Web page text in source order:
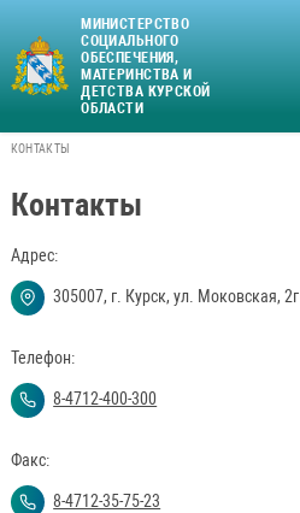
МИНИСТЕРСТВО
СОЦИАЛЬНОГО
ОБЕСПЕЧЕНИЯ,
МАТЕРИНСТВА И
ДЕТСТВА КУРСКОЙ
ОБЛАСТИ
КОНТАКТЫ
Контакты
Адрес:
305007, г. Курск, ул. Моковская, 2г
Телефон:
8-4712-400-300
Факс:
8-4712-35-75-23